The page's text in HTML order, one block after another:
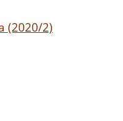
(2020/2)